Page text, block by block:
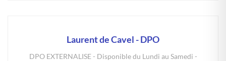
Laurent de Cavel - DPO
DPO EXTERNALISE - Disponible du Lundi au Samedi -